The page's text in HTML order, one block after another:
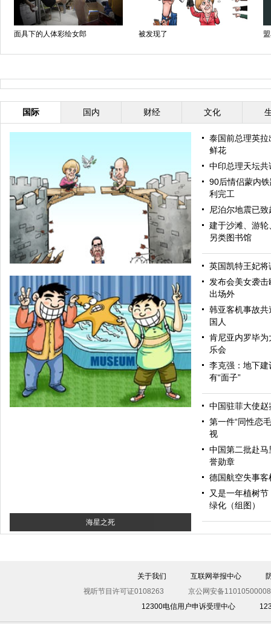
面具下的人体彩绘女郎 被发现了
国际 国内 财经 文化
和为贵
海星之死
泰国前总理英
鲜花
中印总理天坛共
90后情侣蒙内
利完工
尼泊尔地震已
建于沙滩、游
另类图书馆
英国凯特王妃
发布会美女袭
出场外
韩亚客机事故
国人
肯尼亚内罗毕
乐会
李克强：地下建
有“面子”
中国驻菲大使
第一件“同性恋
视
中国第二批赴
誉勋章
德国航空失事
又是一年植树
绿化（组图）
关于我们 互联网举报中心
视听节目许可证0108263
京公网安备
12300电信用户申诉受理中心